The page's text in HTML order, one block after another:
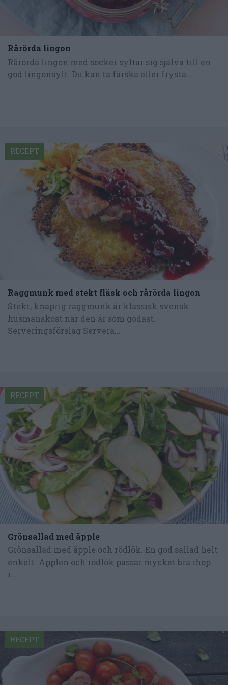
Rårörda lingon
Rårörda lingon med socker syltar sig själva till en
god lingonsylt. Du kan ta färska eller frysta...
Raggmunk med stekt fläsk och rårörda lingon
Stekt, knaprig raggmunk är klassisk svensk
husmanskost när den är som godast.
Serveringsförslag Servera...
RECEPT
Grönsallad med äpple
Grönsallad med äpple och rödlök. En god sallad helt
enkelt. Äpplen och rödlök passar mycket bra ihop
i...
RECEPT
RECEPT